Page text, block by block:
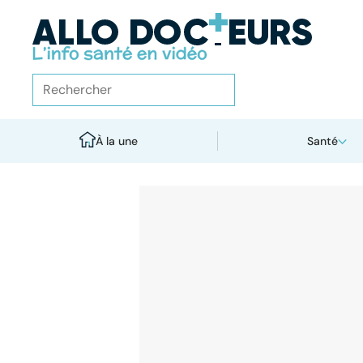
À la une Santé